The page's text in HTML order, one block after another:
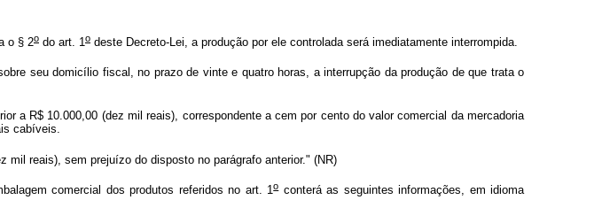
o § 2o do art. 1o deste Decreto-Lei, a produção por ele controlada será imediatamente interrompida.
seu domicílio fiscal, no prazo de vinte e quatro horas, a interrupção da produção de que trata o
a R$ 10.000,00 (dez mil reais), correspondente a cem por cento do valor comercial da mercadoria
cabíveis.
mil reais), sem prejuízo do disposto no parágrafo anterior." (NR)
comercial dos produtos referidos no art. 1oconterá as seguintes informações, em idioma